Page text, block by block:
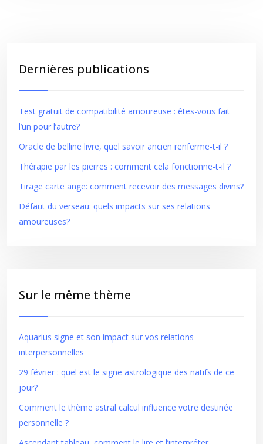
Dernières publications
Test gratuit de compatibilité amoureuse : êtes-vous fait
l’un pour l’autre?
Oracle de belline livre, quel savoir ancien renferme-t-il ?
Thérapie par les pierres : comment cela fonctionne-t-il ?
Tirage carte ange: comment recevoir des messages divins?
Défaut du verseau: quels impacts sur ses relations
amoureuses?
Sur le même thème
Aquarius signe et son impact sur vos relations
interpersonnelles
29 février : quel est le signe astrologique des natifs de ce
jour?
Comment le thème astral calcul influence votre destinée
personnelle ?